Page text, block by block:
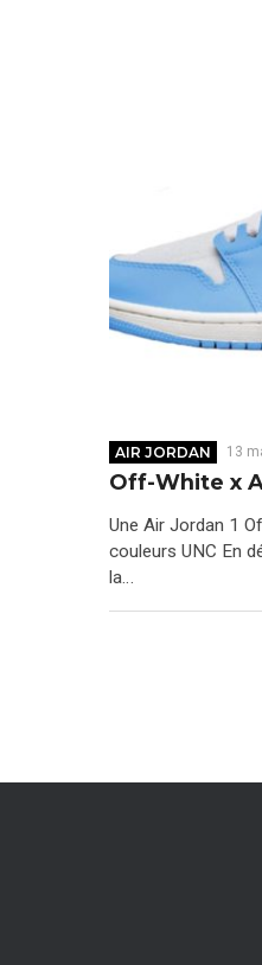
AIR JORDAN 13
Off-White x
Une Air Jordan 1
couleurs UNC En
la…